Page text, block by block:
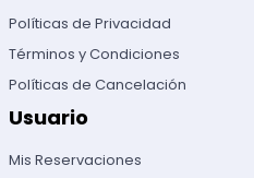
Políticas de Privacidad
Términos y Condiciones
Políticas de Cancelación
Usuario
Mis Reservaciones